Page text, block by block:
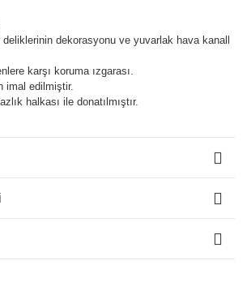
deliklerinin dekorasyonu ve yuvarlak hava kanall
karşı koruma ızgarası.
imal edilmiştir.
halkası ile donatılmıştır.